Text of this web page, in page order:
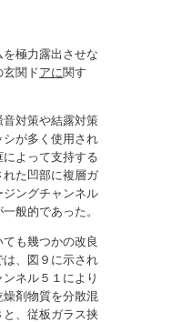
極力露出させな
玄関ドアに関す
対策や結露対策
が多く使用され
よって支持する
た凹部に複層ガ
ングチャンネル
般的であった。
も幾つかの改良
、図９に示され
ネル５１により
剤物質を分散混
と、従板ガラス挟